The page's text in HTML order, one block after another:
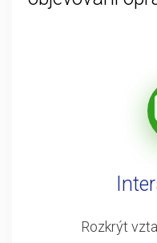
Rozkrýt